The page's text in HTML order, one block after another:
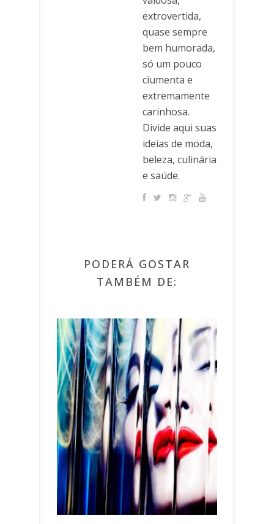
extrovertida,
quase sempre
bem humorada,
só um pouco
ciumenta e
extremamente
carinhosa.
Divide aqui suas
ideias de moda,
beleza, culinária
e saúde.
PODERÁ GOSTAR
TAMBÉM DE: